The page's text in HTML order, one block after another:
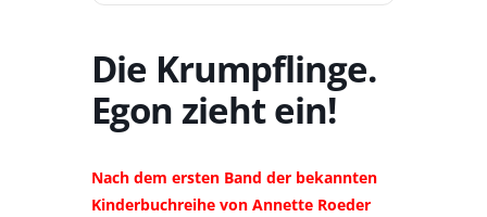
Die Krumpflinge.
Egon zieht ein!
Nach dem ersten Band der bekannten
Kinderbuchreihe von Annette Roeder